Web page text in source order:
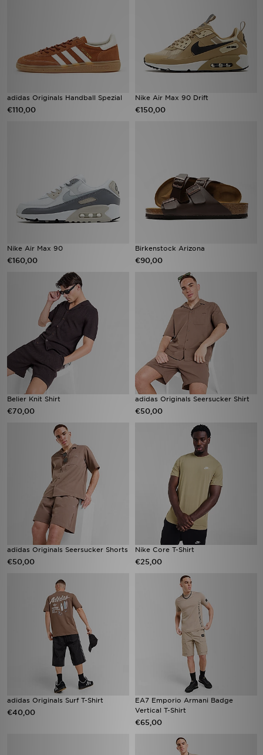
adidas Originals Handball Spezial
€110,00
Nike Air Max 90 Drift
€150,00
Nike Air Max 90
€160,00
Birkenstock Arizona
€90,00
Belier Knit Shirt
€70,00
adidas Originals Seersucker Shirt
€50,00
adidas Originals Seersucker Shorts
€50,00
Nike Core T-Shirt
€25,00
adidas Originals Surf T-Shirt
€40,00
EA7 Emporio Armani Badge
Vertical T-Shirt
€65,00